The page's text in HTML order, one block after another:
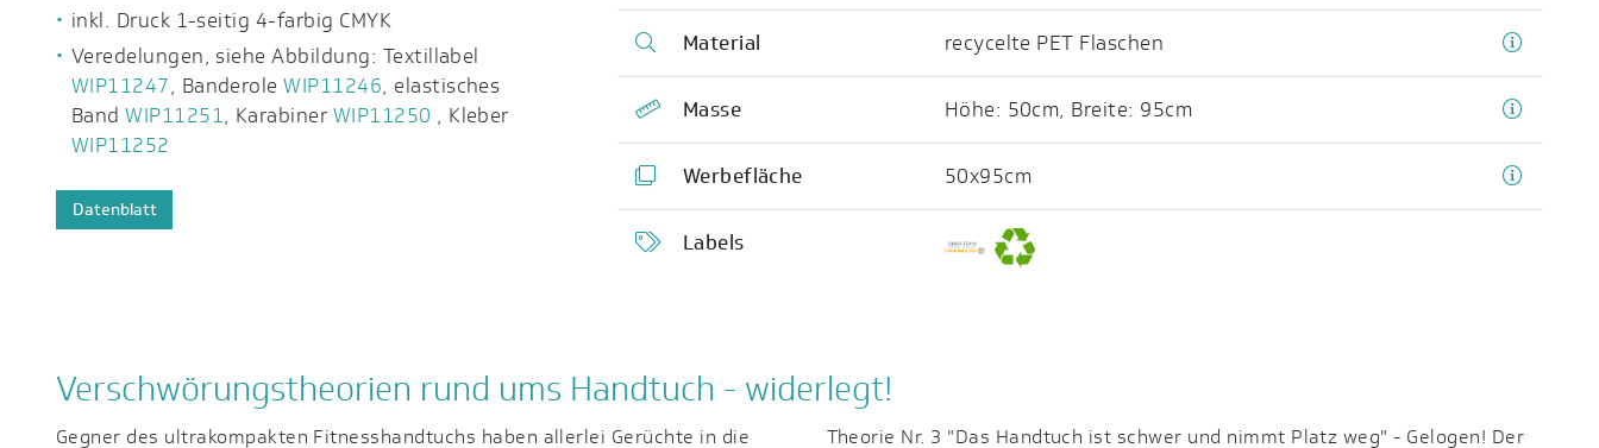
inkl. Druck 1-seitig 4-farbig CMYK
Veredelungen, siehe Abbildung: Textillabel
WIP11247, BanderoleWIP11246, elastisches
BandWIP11251, Karabiner WIP11250 , Kleber
WIP11252
Datenblatt
Material recycelte PET Flaschen
Masse Höhe: 50cm, Breite: 95cm
Werbefläche 50x95cm
Labels
Verschwörungstheorien rund ums Handtuch - widerlegt!
Gegner des ultrakompakten Fitnesshandtuchs haben allerlei Gerüchte in die
Theorie Nr. 3 "Das Handtuch ist schwer und nimmt Platz weg" - Gelogen! Der